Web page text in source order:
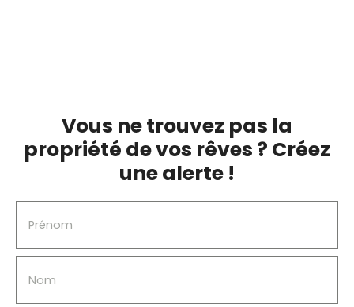
Vous ne trouvez pas la
propriété de vos rêves ? Créez
une alerte !
Prénom
Nom